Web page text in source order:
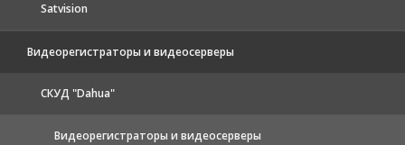
Satvision
Видеорегистраторы и видеосерверы
CКУД "Dahua"
Видеорегистраторы и видеосерверы